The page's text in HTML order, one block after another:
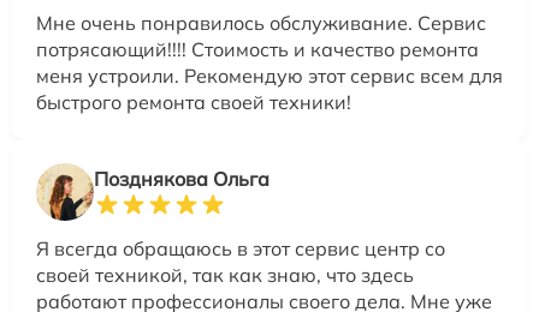
Мне очень понравилось обслуживание. Сервис
потрясающий!!!! Стоимость и качество ремонта
меня устроили. Рекомендую этот сервис всем для
быстрого ремонта своей техники!
Позднякова Ольга
Я всегда обращаюсь в этот сервис центр со
своей техникой, так как знаю, что здесь
работают профессионалы своего дела. Мне уже